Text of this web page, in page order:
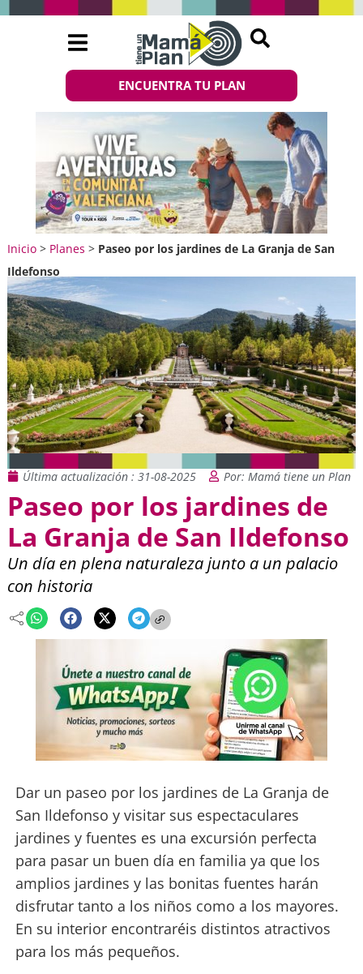
ENCUENTRA TU PLAN
Inicio> Planes > Paseo por los jardines de La Granja de San
Ildefonso
Última actualización : 31-08-2025 Por: Mamá tiene un Plan
Paseo por los jardines de
La Granja de San Ildefonso
Un día en plena naturaleza junto a un palacio
con historia
Dar un paseo por los jardines de La Granja de
San Ildefonso y visitar sus espectaculares
jardines y fuentes es una excursión perfecta
para pasar un buen día en familia ya que los
amplios jardines y las bonitas fuentes harán
disfrutar tanto a los niños como a los mayores.
En su interior encontraréis distintos atractivos
para los más pequeños.